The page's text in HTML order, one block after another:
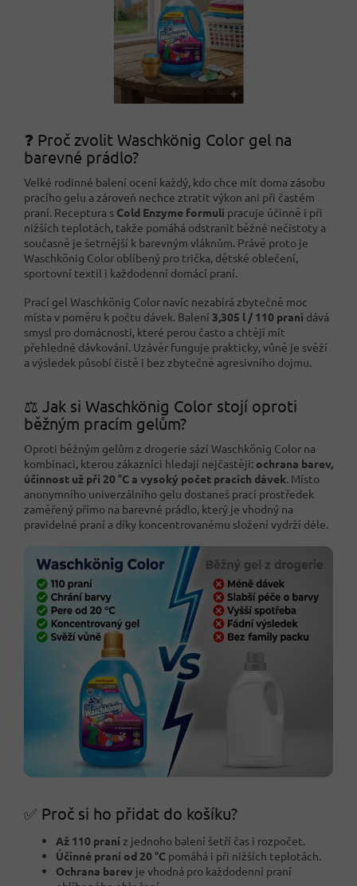
❓ Proč zvolit Waschkönig Color gel na
barevné prádlo?
Velké rodinné balení ocení každý, kdo chce mít doma zásobu
pracího gelu a zároveň nechce ztratit výkon ani při častém
praní. Receptura s Cold Enzyme formulí pracuje účinně i při
nižších teplotách, takže pomáhá odstranit běžné nečistoty a
současně je šetrnější k barevným vláknům. Právě proto je
Waschkönig Color oblíbený pro trička, dětské oblečení,
sportovní textil i každodenní domácí praní.
Prací gel Waschkönig Color navíc nezabírá zbytečně moc
místa v poměru k počtu dávek. Balení 3,305 l / 110 praní dává
smysl pro domácnosti, které perou často a chtějí mít
přehledné dávkování. Uzávěr funguje prakticky, vůně je svěží
a výsledek působí čistě i bez zbytečně agresivního dojmu.
⚖️ Jak si Waschkönig Color stojí oproti
běžným pracím gelům?
Oproti běžným gelům z drogerie sází Waschkönig Color na
kombinaci, kterou zákazníci hledají nejčastěji: ochrana barev,
účinnost už při 20 °C a vysoký počet pracích dávek. Místo
anonymního univerzálního gelu dostaneš prací prostředek
zaměřený přímo na barevné prádlo, který je vhodný na
pravidelné praní a díky koncentrovanému složení vydrží déle.
✅ Proč si ho přidat do košíku?
Až 110 praní z jednoho balení šetří čas i rozpočet.
Účinné praní od 20 °C pomáhá i při nižších teplotách.
Ochrana barev je vhodná pro každodenní praní